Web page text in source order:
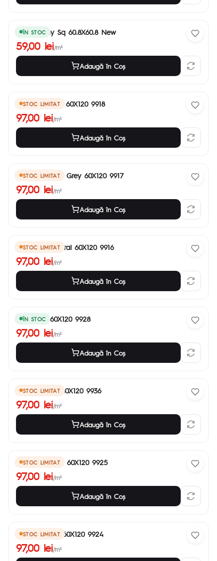
ÎN STOC
Ramla Grey Sq 60.8X60.8 New
59,00 lei/m²
Adaugă în Coş
STOC LIMITAT
Stoneline Grey 60X120 9918
97,00 lei/m²
Adaugă în Coş
STOC LIMITAT
Stoneline Light Grey 60X120 9917
97,00 lei/m²
Adaugă în Coş
STOC LIMITAT
Stoneline Natural 60X120 9916
97,00 lei/m²
Adaugă în Coş
ÎN STOC
Tirol Grey 60X120 9928
97,00 lei/m²
Adaugă în Coş
STOC LIMITAT
Cortina Grey 60X120 9936
97,00 lei/m²
Adaugă în Coş
STOC LIMITAT
Subway Taupe 60X120 9925
97,00 lei/m²
Adaugă în Coş
STOC LIMITAT
Subway Grey 60X120 9924
97,00 lei/m²